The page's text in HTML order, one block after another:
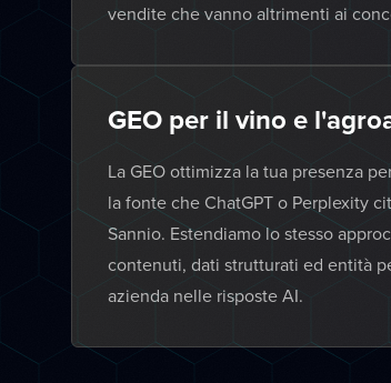
vendite che vanno altrimenti ai
GEO per il vino e
La GEO ottimizza la tua presenza
la fonte che ChatGPT o Perplexity
Sannio. Estendiamo lo stesso
contenuti, dati strutturati ed entità
azienda nelle risposte AI.